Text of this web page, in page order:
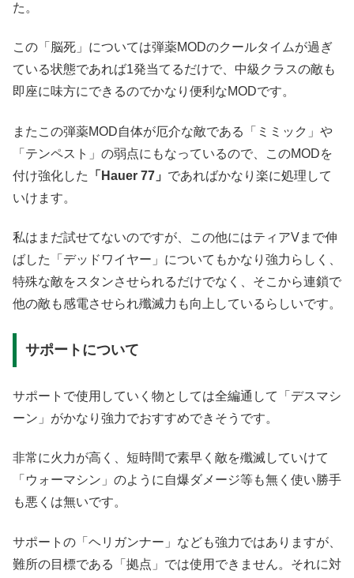
た。
この「脳死」については弾薬MODのクールタイムが過ぎ
ている状態であれば1発当てるだけで、中級クラスの敵も
即座に味方にできるのでかなり便利なMODです。
またこの弾薬MOD自体が厄介な敵である「ミミック」や
「テンペスト」の弱点にもなっているので、このMODを
付け強化した
「Hauer 77」 であればかなり楽に処理して
いけます。
私はまだ試せてないのですが、この他にはティアVまで伸
ばした「デッドワイヤー」についてもかなり強力らしく、
特殊な敵をスタンさせられるだけでなく、そこから連鎖で
他の敵も感電させられ殲滅力も向上しているらしいです。
サポートについて
サポートで使用していく物としては全編通して「デスマシ
ーン」がかなり強力でおすすめできそうです。
非常に火力が高く、短時間で素早く敵を殲滅していけて
「ウォーマシン」のように自爆ダメージ等も無く使い勝手
も悪くは無いです。
サポートの「ヘリガンナー」なども強力ではありますが、
難所の目標である「拠点」では使用できません。それに対